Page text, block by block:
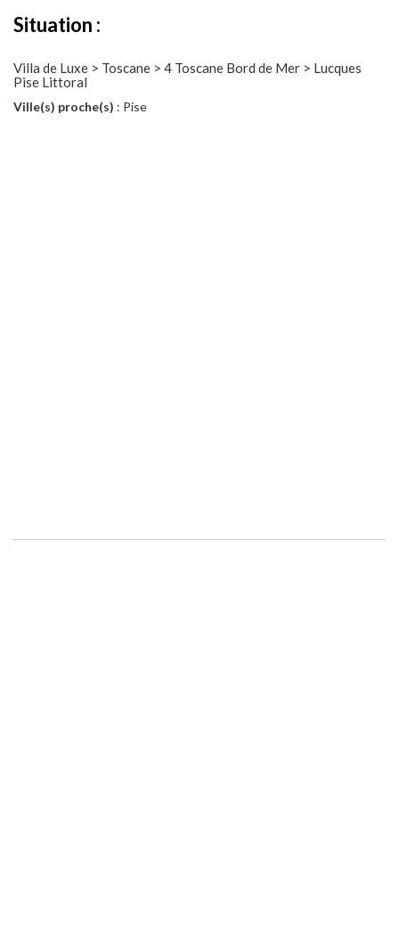
Situation :
Villa de Luxe > Toscane > 4 Toscane Bord de Mer > Lucques
Pise Littoral
Ville(s) proche(s) : Pise